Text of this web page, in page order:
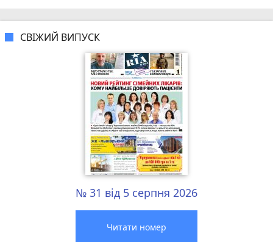
СВІЖИЙ ВИПУСК
№ 31 від 5 серпня 2026
Читати номер